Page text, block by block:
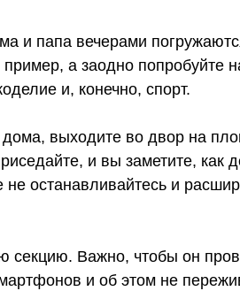
и папа вечерами
а заодно попробуйте
и, конечно, спорт.
выходите во двор на
и вы заметите, как
останавливайтесь и
секцию. Важно, чтобы он
и об этом не